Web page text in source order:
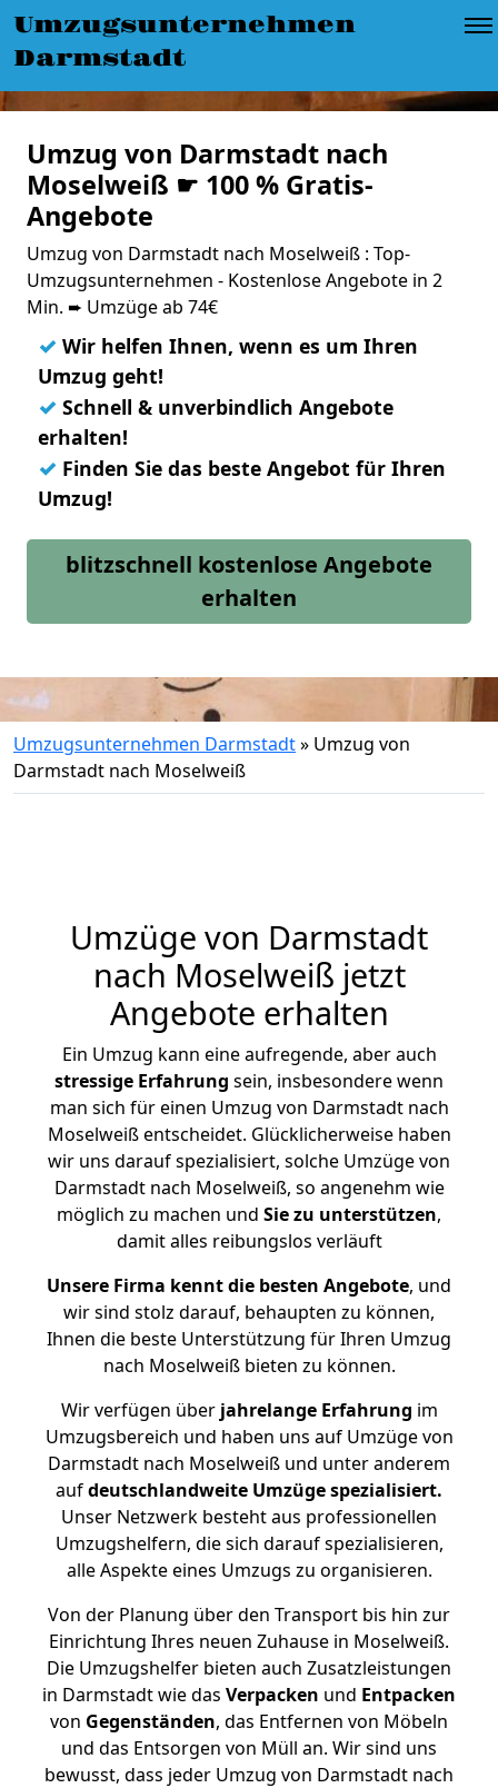
Umzugsunternehmen
Darmstadt
Umzug von Darmstadt nach
Moselweiß ☛ 100 % Gratis-
Angebote
Umzug von Darmstadt nach Moselweiß : Top-
Umzugsunternehmen - Kostenlose Angebote in 2
Min. ➨ Umzüge ab 74€
✓ Wir helfen Ihnen, wenn es um Ihren
Umzug geht!
✓ Schnell & unverbindlich Angebote
erhalten!
✓ Finden Sie das beste Angebot für Ihren
Umzug!
blitzschnell kostenlose Angebote
erhalten
Umzugsunternehmen Darmstadt» Umzug von
Darmstadt nach Moselweiß
Umzüge von Darmstadt
nach Moselweiß jetzt
Angebote erhalten
Ein Umzug kann eine aufregende, aber auch
stressige Erfahrung sein, insbesondere wenn
man sich für einen Umzug von Darmstadt nach
Moselweiß entscheidet. Glücklicherweise haben
wir uns darauf spezialisiert, solche Umzüge von
Darmstadt nach Moselweiß, so angenehm wie
möglich zu machen und Sie zu unterstützen,
damit alles reibungslos verläuft
Unsere Firma kennt die besten Angebote, und
wir sind stolz darauf, behaupten zu können,
Ihnen die beste Unterstützung für Ihren Umzug
nach Moselweiß bieten zu können.
Wir verfügen überjahrelange Erfahrung im
Umzugsbereich und haben uns auf Umzüge von
Darmstadt nach Moselweiß und unter anderem
aufdeutschlandweite Umzüge spezialisiert.
Unser Netzwerk besteht aus professionellen
Umzugshelfern, die sich darauf spezialisieren,
alle Aspekte eines Umzugs zu organisieren.
Von der Planung über den Transport bis hin zur
Einrichtung Ihres neuen Zuhause in Moselweiß.
Die Umzugshelfer bieten auch Zusatzleistungen
in Darmstadt wie das Verpacken und Entpacken
von Gegenständen, das Entfernen von Möbeln
und das Entsorgen von Müll an. Wir sind uns
bewusst, dass jeder Umzug von Darmstadt nach